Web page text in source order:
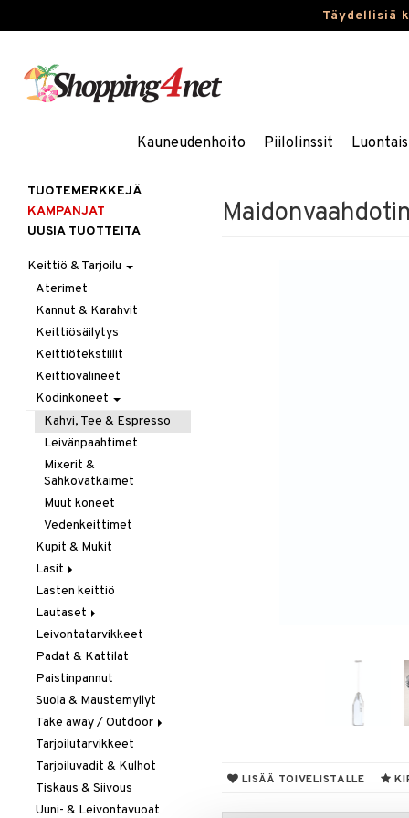
Täydellisiä
Kauneudenhoito Piilolinssit
LISÄÄ TOIVELISTALLE
TUOTEMERKKEJÄ
KAMPANJAT
UUSIA TUOTTEITA
Keittiö & Tarjoilu
Aterimet
Kannut & Karahvit
Keittiösäilytys
Keittiötekstiilit
Keittiövälineet
Kodinkoneet
Kahvi, Tee & Espresso
Leivänpaahtimet
Mixerit &
Sähkövatkaimet
Muut koneet
Vedenkeittimet
Kupit & Mukit
Lasit
Juoma- & Cocktailasit
Juomalasit
Olutlasit
Shamppanjalasit
Snapsi- & Aveclasit
Viinilasit
Whiskey- & Konjakkilasit
Lasten keittiö
Lautaset
Asetit
Ruokalautaset
Syvät lautaset
Leivontatarvikkeet
Padat & Kattilat
Paistinpannut
Suola & Maustemyllyt
Take away / Outdoor
Eväslaatikot
Pullot
Termoskannut
Termosmukit
Tarjoilutarvikkeet
Tarjoiluvadit & Kulhot
Tiskaus & Siivous
Uuni- & Leivontavuoat